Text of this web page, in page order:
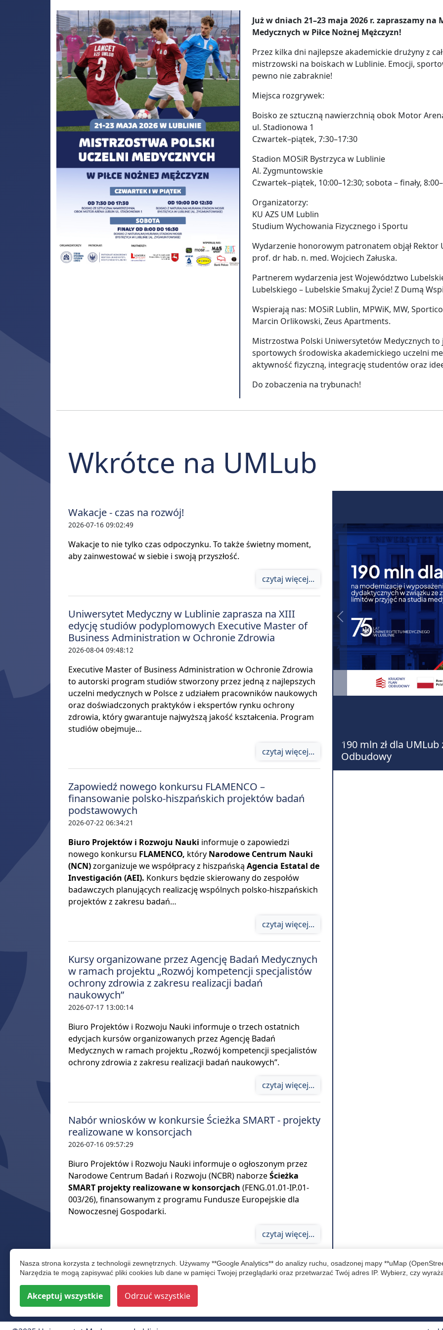
Już w dniach 21–23 maja 2026 r. zapraszamy
Medycznych w Piłce Nożnej Mężczyzn!
Przez kilka dni najlepsze akademickie drużyny z
mistrzowski na boiskach w Lublinie. Emocji,
pewno nie zabraknie!
Miejsca rozgrywek:
Boisko ze sztuczną nawierzchnią obok Motor
ul. Stadionowa 1
Czwartek–piątek, 7:30–17:30
Stadion MOSiR Bystrzyca w Lublinie
Al. Zygmuntowskie
Czwartek–piątek, 10:00–12:30; sobota – finały,
Organizatorzy:
KU AZS UM Lublin
Studium Wychowania Fizycznego i Sportu
Wydarzenie honorowym patronatem objął
prof. dr hab. n. med. Wojciech Załuska.
Partnerem wydarzenia jest Województwo
Lubelskiego – Lubelskie Smakuj Życie! Z Dumą
Wspierają nas: MOSiR Lublin, MPWiK, MW,
Marcin Orlikowski, Zeus Apartments.
Mistrzostwa Polski Uniwersytetów Medycznych
sportowych środowiska akademickiego uczelni
aktywność fizyczną, integrację studentów oraz
Do zobaczenia na trybunach!
Wkrótce na UMLub
Wakacje - czas na rozwój!
2026-07-16 09:02:49
Wakacje to nie tylko czas odpoczynku. To także świetny moment,
aby zainwestować w siebie i swoją przyszłość.
czytaj więcej...
Uniwersytet Medyczny w Lublinie zaprasza na XIII
edycję studiów podyplomowych Executive Master of
Business Administration w Ochronie Zdrowia
2026-08-04 09:48:12
Executive Master of Business Administration w Ochronie Zdrowia
to autorski program studiów stworzony przez jedną z najlepszych
uczelni medycznych w Polsce z udziałem pracowników naukowych
oraz doświadczonych praktyków i ekspertów rynku ochrony
zdrowia, który gwarantuje najwyższą jakość kształcenia. Program
studiów obejmuje…
czytaj więcej...
Zapowiedź nowego konkursu FLAMENCO –
finansowanie polsko-hiszpańskich projektów badań
podstawowych
2026-07-22 06:34:21
Biuro Projektów i Rozwoju Nauki informuje o zapowiedzi
nowego konkursu FLAMENCO, który Narodowe Centrum Nauki
(NCN)zorganizuje we współpracy z hiszpańską Agencia Estatal de
Investigación (AEI). Konkurs będzie skierowany do zespołów
badawczych planujących realizację wspólnych polsko-hiszpańskich
projektów z zakresu badań…
czytaj więcej...
Kursy organizowane przez Agencję Badań Medycznych
w ramach projektu „Rozwój kompetencji specjalistów
ochrony zdrowia z zakresu realizacji badań
naukowych”
2026-07-17 13:00:14
Biuro Projektów i Rozwoju Nauki informuje o trzech ostatnich
edycjach kursów organizowanych przez Agencję Badań
Medycznych w ramach projektu „Rozwój kompetencji specjalistów
ochrony zdrowia z zakresu realizacji badań naukowych”.
czytaj więcej...
Nabór wniosków w konkursie Ścieżka SMART - projekty
realizowane w konsorcjach
2026-07-16 09:57:29
Biuro Projektów i Rozwoju Nauki informuje o ogłoszonym przez
Narodowe Centrum Badań i Rozwoju (NCBR) naborzeŚcieżka
SMART projekty realizowane w konsorcjach (FENG.01.01-IP.01-
003/26), finansowanym z programu Fundusze Europejskie dla
Nowoczesnej Gospodarki.
czytaj więcej...
więcej wydarzeń
190 mln zł dla UMLub ze środków Krajowego Planu
Previous
Nasza strona korzysta z technologii zewnętrznych. Używamy **Google Analytics** do analizy ruchu, osadzonej mapy **uMap
Narzędzia te mogą zapisywać pliki cookies lub dane w pamięci Twojej przeglądarki oraz przetwarzać Twój adres IP. Wybierz, czy
Akceptuj wszystkie Odrzuć wszystkie